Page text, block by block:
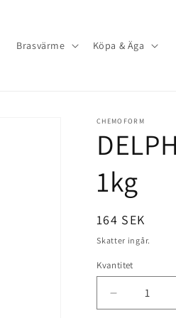
Brasvärme Köpa & Äga
CHEMOFORM
1kg
Ordinarie
pris
164 SEK
Skatter ingår.
Kvantitet
Minska
kvantitet